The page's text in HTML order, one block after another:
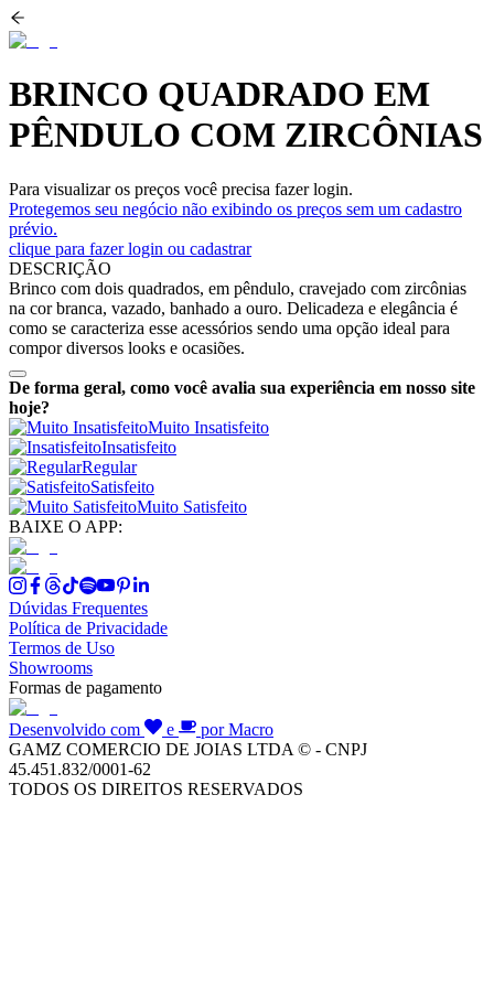
BRINCO QUADRADO EM
PÊNDULO COM ZIRCÔNIAS
Para visualizar os preços você precisa fazer login.
Protegemos seu negócio não exibindo os preços sem um cadastro
prévio.
clique para fazer login ou cadastrar
DESCRIÇÃO
Brinco com dois quadrados, em pêndulo, cravejado com zircônias
na cor branca, vazado, banhado a ouro. Delicadeza e elegância é
como se caracteriza esse acessórios sendo uma opção ideal para
compor diversos looks e ocasiões.
De forma geral, como você avalia sua experiência em nosso site
hoje?
Muito Insatisfeito
Insatisfeito
Regular
Satisfeito
Muito Satisfeito
BAIXE O APP:
Dúvidas Frequentes
Política de Privacidade
Termos de Uso
Showrooms
Formas de pagamento
Desenvolvido com e
por Macro
GAMZ COMERCIO DE JOIAS LTDA © - CNPJ
45.451.832/0001-62
TODOS OS DIREITOS RESERVADOS